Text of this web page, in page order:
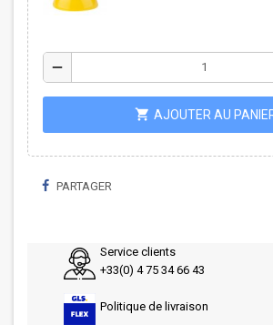
remove
shopping_cart AJOUTER AU
PARTAGER
Service clients
+33(0) 4 75 34 66 43
Politique de livraison